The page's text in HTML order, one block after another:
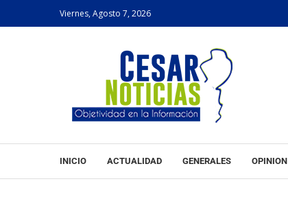
Viernes, Agosto 7, 2026
INICIO ACTUALIDAD GENERALES OPINION